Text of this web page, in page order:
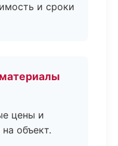
и сроки
цены и
объект.